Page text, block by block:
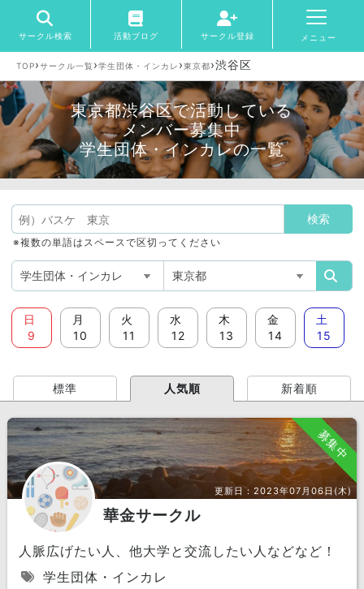
サークル検索 活動ブログ サークル登録 メニュー
TOP›サークル一覧 ›学生団体・インカレ ›東京都›渋谷区
東京都渋谷区で活動している
メンバー募集中
学生団体・インカレの一覧
※複数の単語はスペースで区切ってください
日
9
月
10
火
11
水
12
木
13
金
14
土
15
標準 人気順 新着順
募集中
更新日：2023年07月06日(木)
華金サークル
人脈広げたい人、他大学と交流したい人などなど！
学生団体・インカレ